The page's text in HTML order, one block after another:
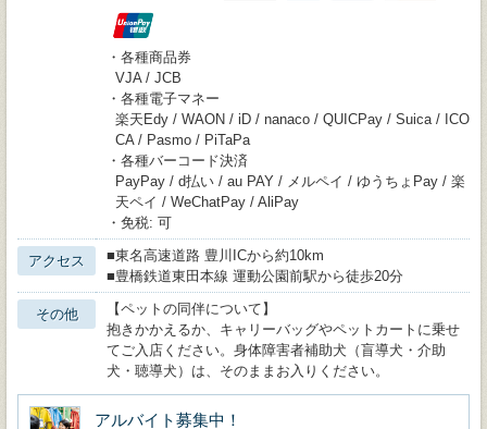
・各種商品券
VJA / JCB
・各種電子マネー
楽天Edy / WAON / iD / nanaco / QUICPay / Suica / ICO
CA / Pasmo / PiTaPa
・各種バーコード決済
PayPay / d払い / au PAY / メルペイ / ゆうちょPay / 楽
天ペイ / WeChatPay / AliPay
・免税: 可
アクセス
■東名高速道路 豊川ICから約10km
■豊橋鉄道東田本線 運動公園前駅から徒歩20分
その他
【ペットの同伴について】
抱きかかえるか、キャリーバッグやペットカートに乗せ
てご入店ください。身体障害者補助犬（盲導犬・介助
犬・聴導犬）は、そのままお入りください。
アルバイト募集中！